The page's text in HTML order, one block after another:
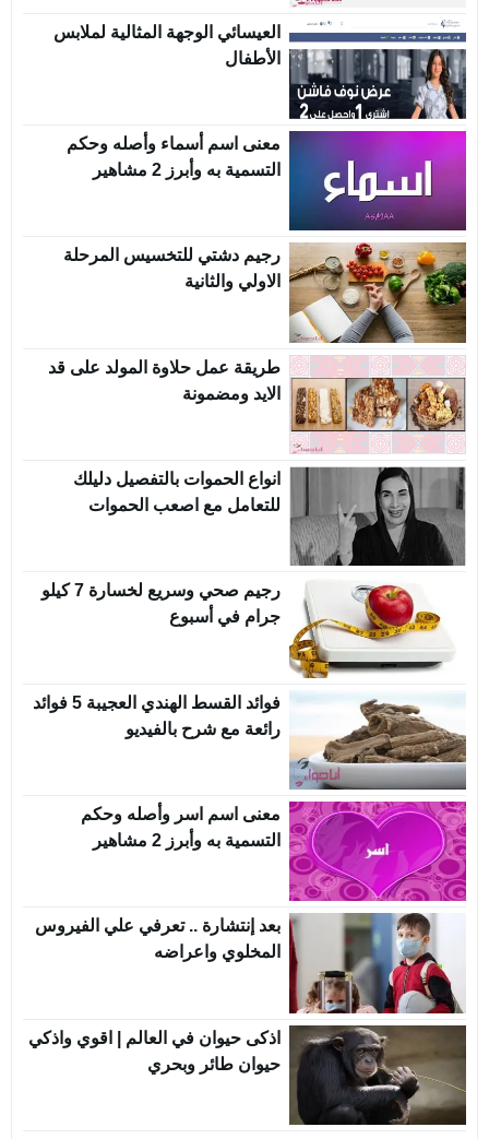
العيسائي الوجهة المثالية لملابس
الأطفال
معنى اسم أسماء وأصله وحكم
التسمية به وأبرز 2 مشاهير
رجيم دشتي للتخسيس المرحلة
الاولي والثانية
طريقة عمل حلاوة المولد على قد
الايد ومضمونة
انواع الحموات بالتفصيل دليلك
للتعامل مع اصعب الحموات
رجيم صحي وسريع لخسارة 7 كيلو
جرام في أسبوع
فوائد القسط الهندي العجيبة 5 فوائد
رائعة مع شرح بالفيديو
معنى اسم اسر وأصله وحكم
التسمية به وأبرز 2 مشاهير
بعد إنتشارة .. تعرفي علي الفيروس
المخلوي واعراضه
اذكى حيوان في العالم | اقوي واذكي
حيوان طائر وبحري